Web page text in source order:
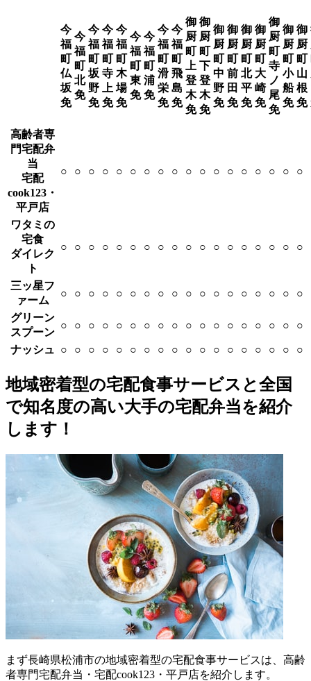
今
福
町
仏
坂
免
今
福
町
北
免
今
福
町
坂
野
免
今
福
町
寺
上
免
今
福
町
木
場
免
今
福
町
東
免
今
福
町
浦
免
今
福
町
滑
栄
免
今
福
町
飛
島
免
御
厨
町
上
登
木
免
御
厨
町
下
登
木
免
御
厨
町
中
野
免
御
厨
町
前
田
免
御
厨
町
北
平
免
御
厨
町
大
崎
免
御
厨
町
寺
ノ
尾
免
御
厨
町
小
船
免
御
厨
町
山
根
免
高齢者専
門宅配弁
当
宅配
cook123・
平戸店
○ ○ ○ ○ ○ ○ ○ ○ ○ ○ ○ ○ ○ ○ ○ ○ ○ ○
ワタミの
宅食
ダイレク
ト
○ ○ ○ ○ ○ ○ ○ ○ ○ ○ ○ ○ ○ ○ ○ ○ ○ ○
三ッ星フ
ァーム
○ ○ ○ ○ ○ ○ ○ ○ ○ ○ ○ ○ ○ ○ ○ ○ ○ ○
グリーン
スプーン
○ ○ ○ ○ ○ ○ ○ ○ ○ ○ ○ ○ ○ ○ ○ ○ ○ ○
ナッシュ ○ ○ ○ ○ ○ ○ ○ ○ ○ ○ ○ ○ ○ ○ ○ ○ ○ ○
地域密着型の宅配食事サービスと全国
で知名度の高い大手の宅配弁当を紹介
します！
まず長崎県松浦市の地域密着型の宅配食事サービスは、高齢
者専門宅配弁当・宅配cook123・平戸店を紹介します。